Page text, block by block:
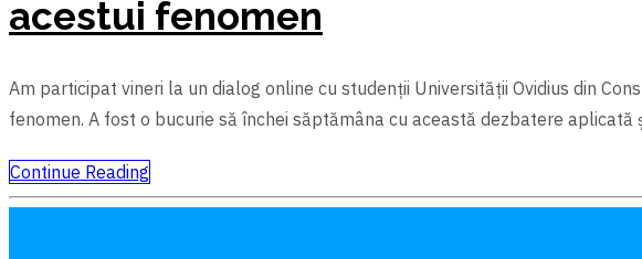
acestui fenomen
Am participat vineri la un dialog online cu studenții Universității Ovidius din
fenomen. A fost o bucurie să închei săptămâna cu această dezbatere aplicată
Continue Reading